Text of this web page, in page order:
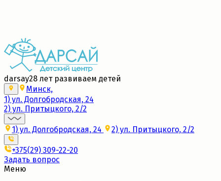
darsay28 лет развиваем детей
Минск,
1) ул. Долгобродская, 24
2) ул. Притыцкого, 2/2
1) ул. Долгобродская, 24 2) ул. Притыцкого, 2/2
+375(29) 309-22-20
Задать вопрос
Меню